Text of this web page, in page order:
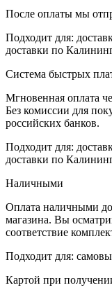
После оплаты мы
Подходит для:
доставки по
Система быстрых
Мгновенная оплата
Без комиссии для
российских банков.
Подходит для:
доставки по
Наличными
Оплата наличными
магазина. Вы
соответствие
Подходит для:
Картой при